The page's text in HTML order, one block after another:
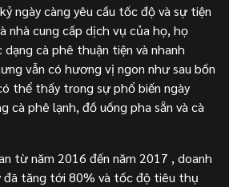
ngày càng yêu cầu tốc độ và sự tiện
nhà cung cấp dịch vụ của họ, họ
dạng cà phê thuận tiện và nhanh
vẫn có hương vị ngon như sau bốn
thể thấy trong sự phổ biến ngày
cà phê lạnh, đồ uống pha sẵn và cà
từ năm 2016 đến năm 2017 , doanh
đã tăng tới 80% và tốc độ tiêu thụ